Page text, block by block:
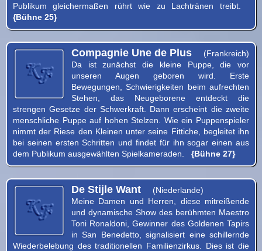
Publikum gleichermaßen rührt wie zu Lachtränen treibt.
{Bühne 25}
Compagnie Une de Plus
(Frankreich)
Da ist zunächst die kleine Puppe, die vor
unseren Augen geboren wird. Erste
Bewegungen, Schwierigkeiten beim aufrechten
Stehen, das Neugeborene entdeckt die
strengen Gesetze der Schwerkraft. Dann erscheint die zweite
menschliche Puppe auf hohen Stelzen. Wie ein Puppenspieler
nimmt der Riese den Kleinen unter seine Fittiche, begleitet ihn
bei seinen ersten Schritten und findet für ihn sogar einen aus
dem Publikum ausgewählten Spielkameraden. {Bühne 27}
De Stijle Want
(Niederlande)
Meine Damen und Herren, diese mitreißende
und dynamische Show des berühmten Maestro
Toni Ronaldoni, Gewinner des Goldenen Tapirs
in San Benedetto, signalisiert eine schillernde
Wiederbelebung des traditionellen Familienzirkus. Dies ist die